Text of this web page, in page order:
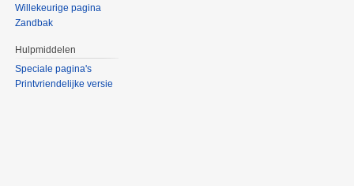
Willekeurige pagina
Zandbak
Hulpmiddelen
Speciale pagina's
Printvriendelijke versie